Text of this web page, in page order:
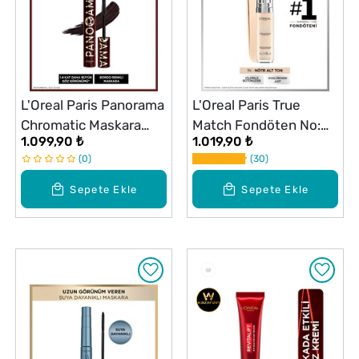
Sepete Ekle
L'Oreal Paris Panorama
Chromatic Maskara
Bordo
1.099,90 ₺
0
Sepete Ekle
L'Oreal Paris True
Match Fondöten No:
1N
1.019,90 ₺
30